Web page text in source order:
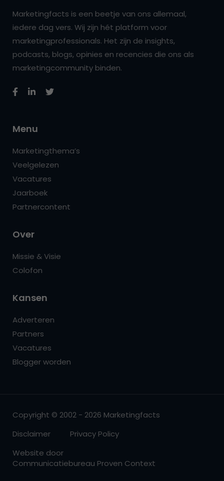
Marketingfacts is een beetje van ons allemaal,
iedere dag vers. Wij zijn hét platform voor
marketingprofessionals. Het zijn de insights,
podcasts, blogs, opinies en recencies die ons als
marketingcommunity binden.
Menu
Marketingthema’s
Veelgelezen
Vacatures
Jaarboek
Partnercontent
Over
Missie & Visie
Colofon
Kansen
Adverteren
Partners
Vacatures
Blogger worden
Copyright © 2002 - 2026 Marketingfacts
Disclaimer
Privacy Policy
Website door
Communicatiebureau Proven Context